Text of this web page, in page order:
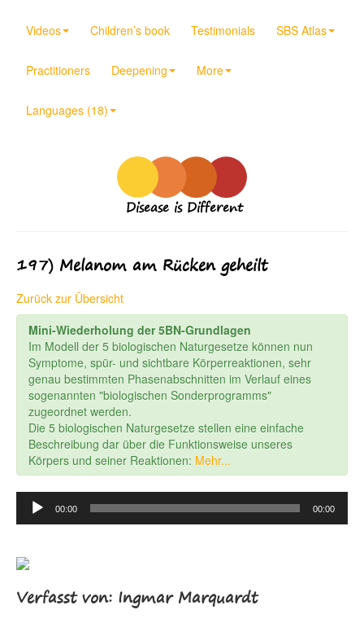
Videos Children’s book Testimonials SBS Atlas
Practitioners Deepening More
Languages (18)
Disease is Different
197) Melanom am Rücken geheilt
Zurück zur Übersicht
Mini-Wiederholung der 5BN-Grundlagen
Im Modell der 5 biologischen Naturgesetze können nun
Symptome, spür- und sichtbare Körperreaktionen, sehr
genau bestimmten Phasenabschnitten im Verlauf eines
sogenannten "biologischen Sonderprogramms"
zugeordnet werden.
Die 5 biologischen Naturgesetze stellen eine einfache
Beschreibung dar über die Funktionsweise unseres
Körpers und seiner Reaktionen: Mehr...
Audio
Player
00:00 00:00
Verfasst von: Ingmar Marquardt